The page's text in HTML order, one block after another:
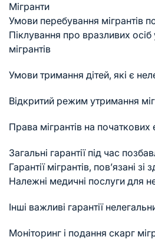
Мігранти
Умови перебування мігрантів
Піклування про вразливих
мігрантів
Умови тримання дітей, які є
Відкритий режим утримання
Права мігрантів на початкових
Загальні гарантії під час
Гарантії мігрантів, пов’язані зі
Належні медичні послуги для
Інші важливі гарантії
Моніторинг і подання скарг